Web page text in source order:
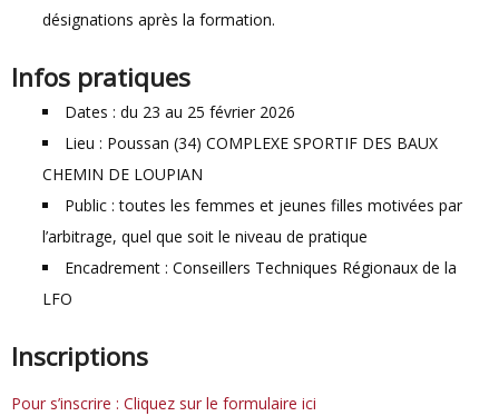
désignations après la formation.
Infos pratiques
Dates : du 23 au 25 février 2026
Lieu : Poussan (34) COMPLEXE SPORTIF DES BAUX
CHEMIN DE LOUPIAN
Public : toutes les femmes et jeunes filles motivées par
l’arbitrage, quel que soit le niveau de pratique
Encadrement : Conseillers Techniques Régionaux de la
LFO
Inscriptions
Pour s’inscrire : Cliquez sur le formulaire ici